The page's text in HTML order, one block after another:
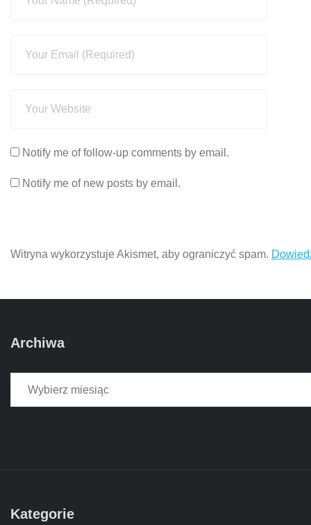
Notify me of follow-up comments by email.
Notify me of new posts by email.
Witryna wykorzystuje Akismet, aby ograniczyć spam.
Archiwa
Kategorie